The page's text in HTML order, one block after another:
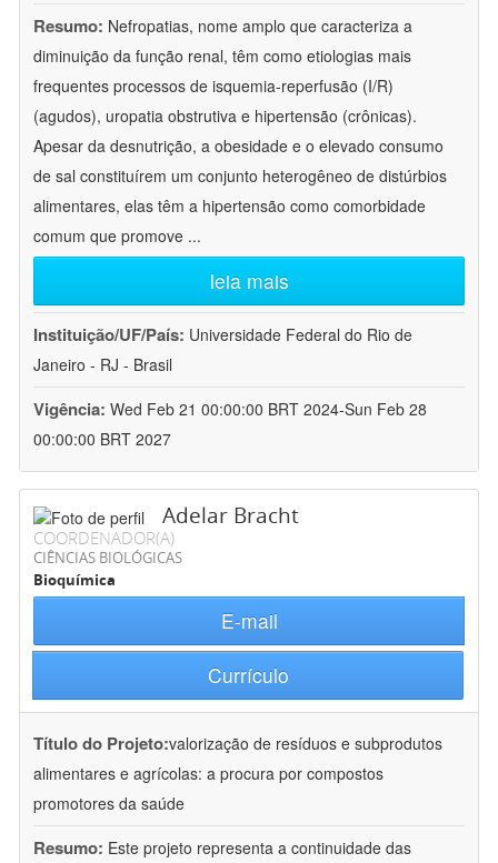
Resumo: Nefropatias, nome amplo que caracteriza a
diminuição da função renal, têm como etiologias mais
frequentes processos de isquemia-reperfusão (I/R)
(agudos), uropatia obstrutiva e hipertensão (crônicas).
Apesar da desnutrição, a obesidade e o elevado consumo
de sal constituírem um conjunto heterogêneo de distúrbios
alimentares, elas têm a hipertensão como comorbidade
comum que promove ...
leia mais
Instituição/UF/País: Universidade Federal do Rio de
Janeiro - RJ - Brasil
Vigência: Wed Feb 21 00:00:00 BRT 2024-Sun Feb 28
00:00:00 BRT 2027
Adelar Bracht
COORDENADOR(A)
CIÊNCIAS BIOLÓGICAS
Bioquímica
E-mail
Currículo
Título do Projeto:valorização de resíduos e subprodutos
alimentares e agrícolas: a procura por compostos
promotores da saúde
Resumo: Este projeto representa a continuidade das